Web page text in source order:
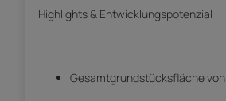
Highlights & Entwicklungspotenzial
Gesamtgrundstücksfläche von